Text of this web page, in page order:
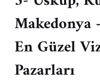
Makedonya
En Güzel
Pazarları